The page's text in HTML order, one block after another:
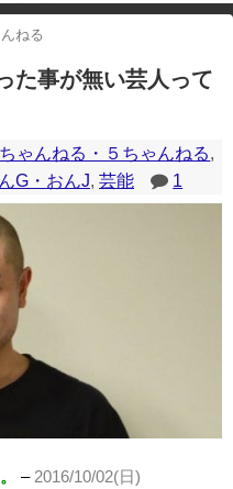
【鹿児島】 突然右折し路面電車と衝突 乗っていた男女3人は車を放置しダッシュで逃走中
、サイト全体のレイアウトが崩れ
ねる
た事が無い芸人って
ゃんねる・５ちゃんねる,
G・おんJ, 芸能 1
–2016/10/02(日)